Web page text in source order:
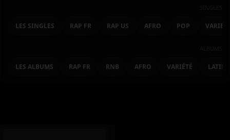
LES SINGLES RAP FR RAP US AFRO POP
LES ALBUMS RAP FR RNB AFRO VARIÉTÉ